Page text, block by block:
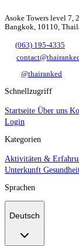
Asoke Towers level 7,
Bangkok, 10110,
(063) 195-4335
@thairanked
Schnellzugriff
Startseite Über uns
Login
Kategorien
Aktivitäten &
Unterkunft
Sprachen
Deutsch